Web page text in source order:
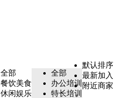
全部
餐饮美食
休闲娱乐
全部
办公培训
特长培训
默认排序
最新加入
附近商家